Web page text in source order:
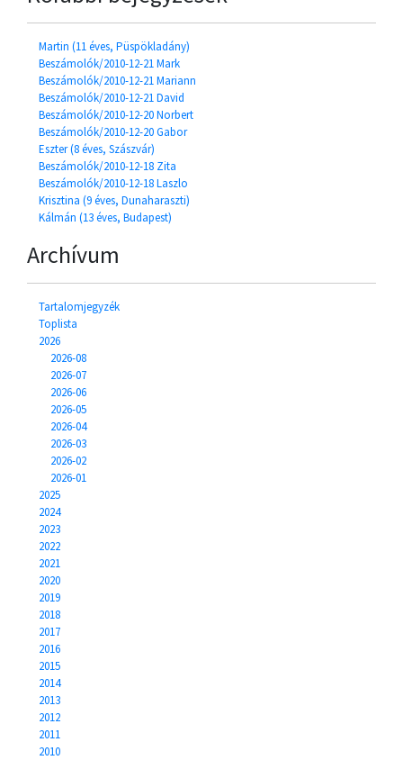
Martin (11 éves, Püspökladány)
Beszámolók/2010-12-21 Mark
Beszámolók/2010-12-21 Mariann
Beszámolók/2010-12-21 David
Beszámolók/2010-12-20 Norbert
Beszámolók/2010-12-20 Gabor
Eszter (8 éves, Szászvár)
Beszámolók/2010-12-18 Zita
Beszámolók/2010-12-18 Laszlo
Krisztina (9 éves, Dunaharaszti)
Kálmán (13 éves, Budapest)
Archívum
Tartalomjegyzék
Toplista
2026
2026-08
2026-07
2026-06
2026-05
2026-04
2026-03
2026-02
2026-01
2025
2024
2023
2022
2021
2020
2019
2018
2017
2016
2015
2014
2013
2012
2011
2010